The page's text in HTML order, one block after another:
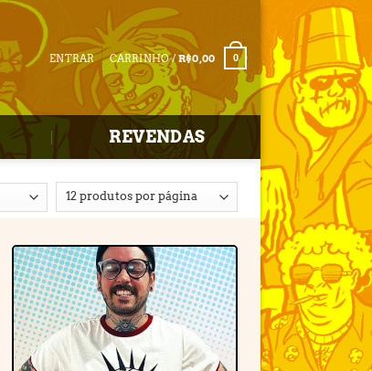
ENTRAR CARRINHO /R$0,00 0
REVENDAS
Adicionar
à lista de
desejos